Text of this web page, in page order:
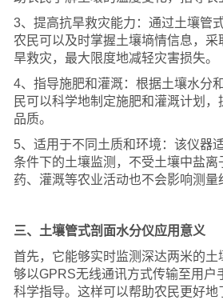
3、提高抗旱救灾能力：通过土壤管
农民可以及时掌握土壤墒情信息，采
旱救灾，最大限度地减轻灾害损失。
4、指导施肥和灌溉：根据土壤水分
民可以科学地制定施肥和灌溉计划，
品质。
5、适用于不同土质和环境：该仪器
条件下的土壤监测，不受土壤中盐离
药、灌溉等农业活动也不会影响测量
三、土壤管式剖面水分仪应用意义
首先，它能够实时监测深达两米的土
够以GPRS无线通讯方式传输至用户
科学指导。这样可以帮助农民更好地